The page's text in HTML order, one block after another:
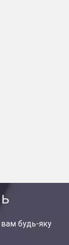
вам будь-яку